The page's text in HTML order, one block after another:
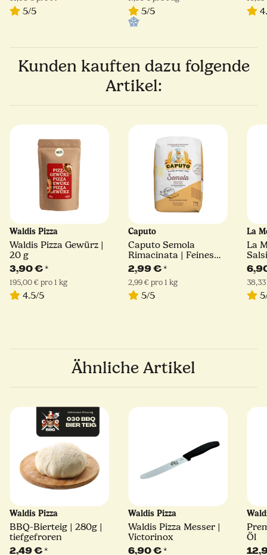
5/5 5/5
Kunden kauften dazu folgende
Artikel:
Waldis Pizza
Waldis Pizza Gewürz |
20 g
3,90 €*
195,00 € pro 1 kg
4.5/5
Caputo
Caputo Semola
Rimacinata | Feines
Hartweizengrieß | 1kg
2,99 €*
2,99 € pro 1 kg
5/5
La
La
180
Ähnliche Artikel
Waldis Pizza
BBQ-Bierteig | 280g |
tiefgefroren
2,49 €*
Waldis Pizza
Waldis Pizza Messer |
Victorinox
6,90 €*
Öl